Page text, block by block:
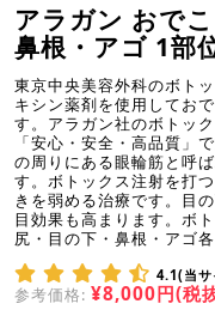
アラガン おで
鼻根・アゴ 1部
東京中央美容外科のボト
キシン薬剤を使用してお
す。アラガン社のボトッ
「安心・安全・高品質」
の周りにある眼輪筋と呼
す。ボトックス注射を打
きを弱める治療です。目
目効果も高まります。ボ
尻・目の下・鼻根・アゴ
4.1(当サ
参考価格: ¥8,000円(税